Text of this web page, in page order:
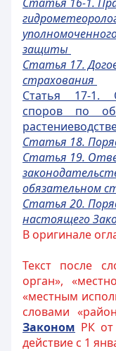
защиты
Статья 17.
страхования
Статья 17-1.
споров по
Статья 18.
Статья 19.
обязательном
Статья 20.
настоящего
В оригинале
Текст после
орган»,
«местным
словами
Законом РК
действие с 1